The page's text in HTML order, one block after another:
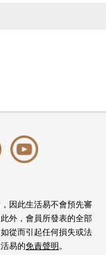
因此生活易不會預先審
外，會員所發表的全部
從而引起任何損失或法
易的免責聲明 。